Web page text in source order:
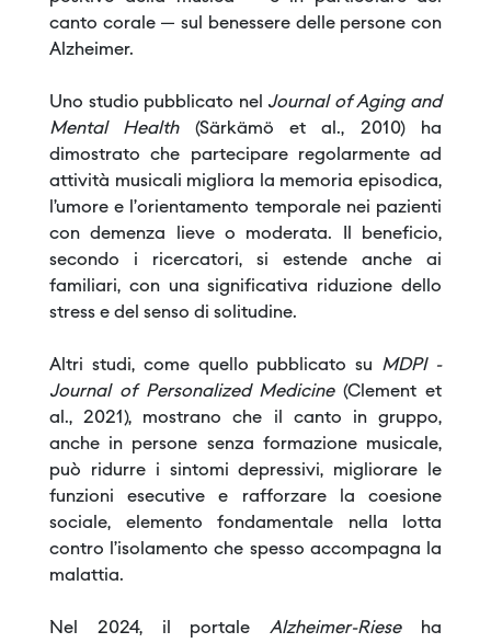
canto corale — sul benessere delle persone con
Alzheimer.
Uno studio pubblicato nel Journal of Aging and
Mental Health(Särkämö et al., 2010) ha
dimostrato che partecipare regolarmente ad
attività musicali migliora la memoria episodica,
l’umore e l’orientamento temporale nei pazienti
con demenza lieve o moderata. Il beneficio,
secondo i ricercatori, si estende anche ai
familiari, con una significativa riduzione dello
stress e del senso di solitudine.
Altri studi, come quello pubblicato su MDPI -
Journal of Personalized Medicine(Clement et
al., 2021), mostrano che il canto in gruppo,
anche in persone senza formazione musicale,
può ridurre i sintomi depressivi, migliorare le
funzioni esecutive e rafforzare la coesione
sociale, elemento fondamentale nella lotta
contro l’isolamento che spesso accompagna la
malattia.
Nel 2024, il portaleAlzheimer-Rieseha